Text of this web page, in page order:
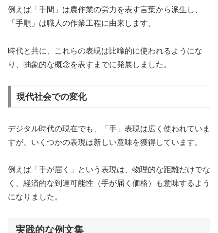
例えば「手間」は農作業の労力を表す言葉から派生し、
「手順」は職人の作業工程に由来します。
時代と共に、これらの表現は比喩的に使われるようにな
り、抽象的な概念を表すまでに発展しました。
現代社会での変化
デジタル時代の現在でも、「手」表現は広く使われていま
すが、いくつかの表現は新しい意味を獲得しています。
例えば「手が届く」という表現は、物理的な距離だけでな
く、経済的な到達可能性（手が届く価格）も意味するよう
になりました。
実践的な例文集